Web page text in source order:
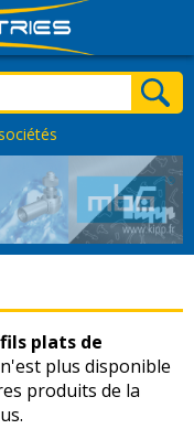
plats de
plus disponible
produits de la